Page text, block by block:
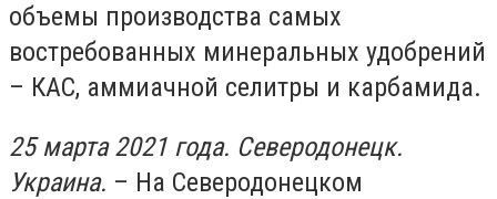
объемы производства самых
востребованных минеральных удобрений
– КАС, аммиачной селитры и карбамида.
25 марта 2021 года. Северодонецк.
Украина. – На Северодонецком